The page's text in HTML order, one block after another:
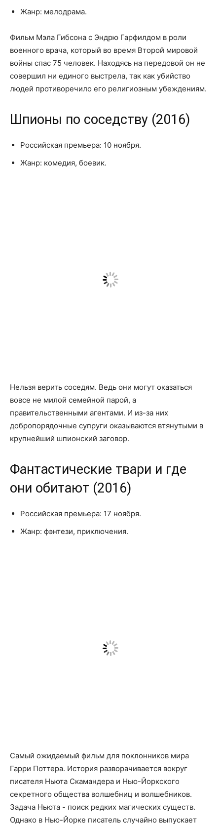
Жанр: мелодрама.
Фильм Мэла Гибсона с Эндрю Гарфилдом в роли
военного врача, который во время Второй мировой
войны спас 75 человек. Находясь на передовой он не
совершил ни единого выстрела, так как убийство
людей противоречило его религиозным убеждениям.
Шпионы по соседству (2016)
Российская премьера: 10 ноября.
Жанр: комедия, боевик.
Нельзя верить соседям. Ведь они могут оказаться
вовсе не милой семейной парой, а
правительственными агентами. И из-за них
добропорядочные супруги оказываются втянутыми в
крупнейший шпионский заговор.
Фантастические твари и где
они обитают (2016)
Российская премьера: 17 ноября.
Жанр: фэнтези, приключения.
Самый ожидаемый фильм для поклонников мира
Гарри Поттера. История разворачивается вокруг
писателя Ньюта Скамандера и Нью-Йоркского
секретного общества волшебниц и волшебников.
Задача Ньюта - поиск редких магических существ.
Однако в Нью-Йорке писатель случайно выпускает